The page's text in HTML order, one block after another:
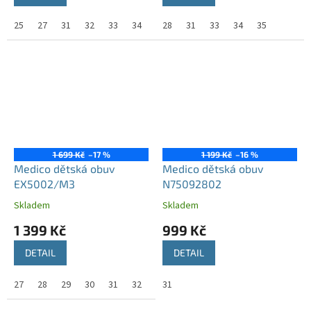
25 27 31 32 33 34 36 37 38 39
28 31 33 34 35
1 699 Kč –17 %
Medico dětská obuv
EX5002/M3
Skladem
1 399 Kč
DETAIL
27 28 29 30 31 32 33
1 199 Kč –16 %
Medico dětská obuv
N75092802
Skladem
999 Kč
DETAIL
31